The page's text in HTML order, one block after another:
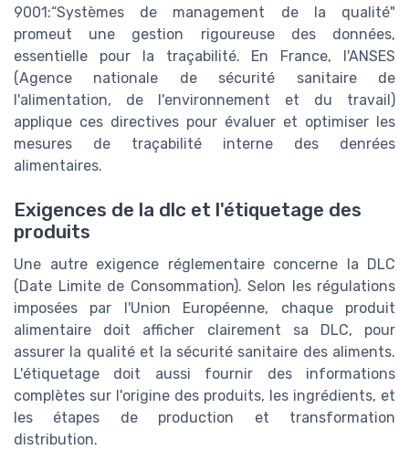
9001:“Systèmes de management de la qualité"
promeut une gestion rigoureuse des données,
essentielle pour la traçabilité. En France, l'ANSES
(Agence nationale de sécurité sanitaire de
l'alimentation, de l'environnement et du travail)
applique ces directives pour évaluer et optimiser les
mesures de traçabilité interne des denrées
alimentaires.
Exigences de la dlc et l'étiquetage des
produits
Une autre exigence réglementaire concerne la DLC
(Date Limite de Consommation). Selon les régulations
imposées par l'Union Européenne, chaque produit
alimentaire doit afficher clairement sa DLC, pour
assurer la qualité et la sécurité sanitaire des aliments.
L'étiquetage doit aussi fournir des informations
complètes sur l'origine des produits, les ingrédients, et
les étapes de production et transformation
distribution.